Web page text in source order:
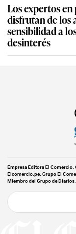
Los expertos
disfrutan de los
sensibilidad a
desinterés
Empresa Editora El
Elcomercio.pe. Grupo El
Miembro del Grupo de Diarios